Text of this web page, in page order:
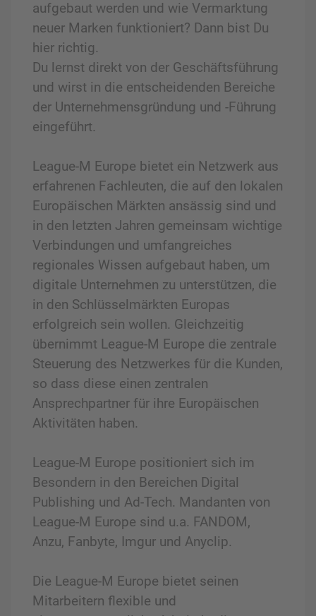
aufgebaut werden und wie Vermarktung
neuer Marken funktioniert? Dann bist Du
hier richtig.
Du lernst direkt von der Geschäftsführung
und wirst in die entscheidenden Bereiche
der Unternehmensgründung und -Führung
eingeführt.
League-M Europe bietet ein Netzwerk aus
erfahrenen Fachleuten, die auf den lokalen
Europäischen Märkten ansässig sind und
in den letzten Jahren gemeinsam wichtige
Verbindungen und umfangreiches
regionales Wissen aufgebaut haben, um
digitale Unternehmen zu unterstützen, die
in den Schlüsselmärkten Europas
erfolgreich sein wollen. Gleichzeitig
übernimmt League-M Europe die zentrale
Steuerung des Netzwerkes für die Kunden,
so dass diese einen zentralen
Ansprechpartner für ihre Europäischen
Aktivitäten haben.
League-M Europe positioniert sich im
Besondern in den Bereichen Digital
Publishing und Ad-Tech. Mandanten von
League-M Europe sind u.a. FANDOM,
Anzu, Fanbyte, Imgur und Anyclip.
Die League-M Europe bietet seinen
Mitarbeitern flexible und